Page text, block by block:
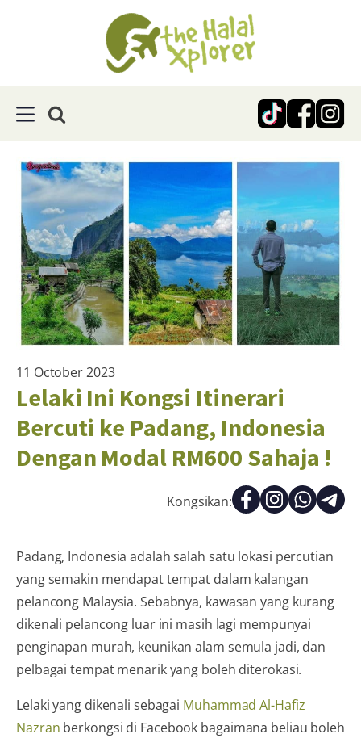
11 October 2023
Lelaki Ini Kongsi Itinerari
Bercuti ke Padang, Indonesia
Dengan Modal RM600 Sahaja !
Kongsikan:
Padang, Indonesia adalah salah satu lokasi percutian
yang semakin mendapat tempat dalam kalangan
pelancong Malaysia. Sebabnya, kawasan yang kurang
dikenali pelancong luar ini masih lagi mempunyai
penginapan murah, keunikan alam semula jadi, dan
pelbagai tempat menarik yang boleh diterokasi.
Lelaki yang dikenali sebagai Muhammad Al-Hafiz
Nazran berkongsi di Facebook bagaimana beliau boleh